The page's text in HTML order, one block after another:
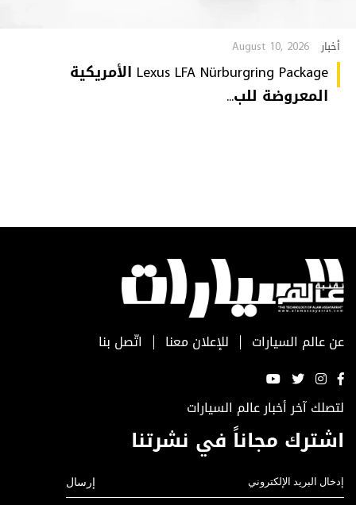
أخبار August 10, 2026
Lexus LFA Nürburgring Package الأمريكية
المعروضة للب...
عن عالم السيارات للإعلان معنا اتّصل بنا
لتصلك آخر أخبار عالم السيارات
اشترك مجاناً في نشرتنا